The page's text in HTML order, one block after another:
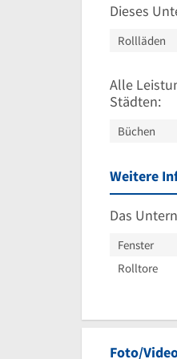
Dieses
Rollläden
Alle
Städten:
Büchen
Weitere
Das
Fenster
Rolltore
Foto/